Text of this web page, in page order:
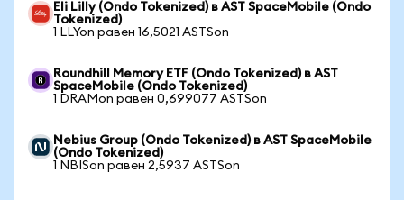
Eli Lilly (Ondo Tokenized) в AST SpaceMobile (Ondo
Tokenized)
1 LLYon равен 16,5021 ASTSon
Roundhill Memory ETF (Ondo Tokenized) в AST
SpaceMobile (Ondo Tokenized)
1 DRAMon равен 0,699077 ASTSon
Nebius Group (Ondo Tokenized) в AST SpaceMobile
(Ondo Tokenized)
1 NBISon равен 2,5937 ASTSon